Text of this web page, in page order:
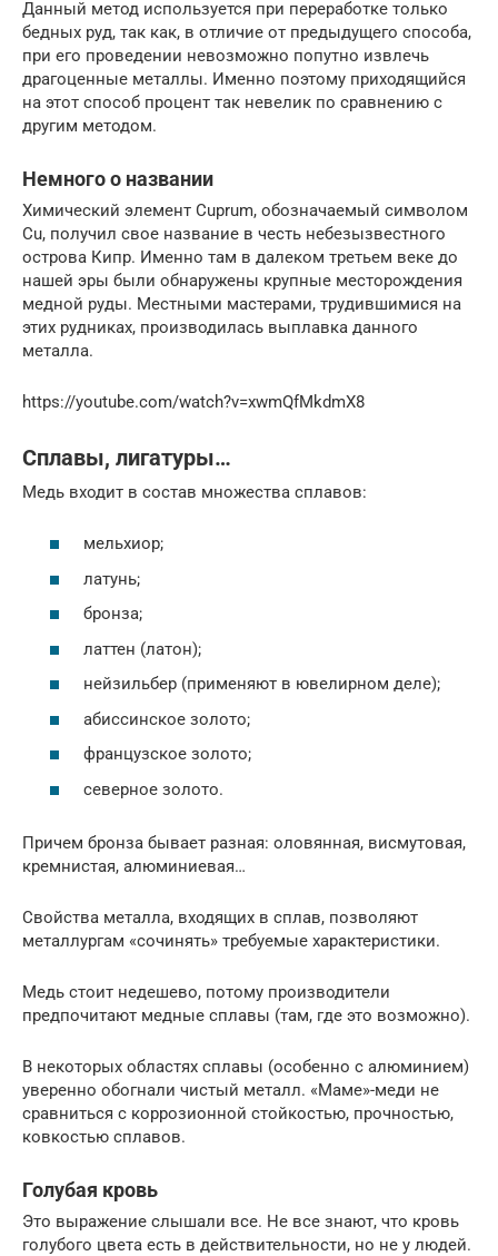
Данный метод используется при переработке только
бедных руд, так как, в отличие от предыдущего способа,
при его проведении невозможно попутно извлечь
драгоценные металлы. Именно поэтому приходящийся
на этот способ процент так невелик по сравнению с
другим методом.
Немного о названии
Химический элемент Cuprum, обозначаемый символом
Cu, получил свое название в честь небезызвестного
острова Кипр. Именно там в далеком третьем веке до
нашей эры были обнаружены крупные месторождения
медной руды. Местными мастерами, трудившимися на
этих рудниках, производилась выплавка данного
металла.
https://youtube.com/watch?v=xwmQfMkdmX8
Сплавы, лигатуры…
Медь входит в состав множества сплавов:
мельхиор;
латунь;
бронза;
латтен (латон);
нейзильбер (применяют в ювелирном деле);
абиссинское золото;
французское золото;
северное золото.
Причем бронза бывает разная: оловянная, висмутовая,
кремнистая, алюминиевая…
Свойства металла, входящих в сплав, позволяют
металлургам «сочинять» требуемые характеристики.
Медь стоит недешево, потому производители
предпочитают медные сплавы (там, где это возможно).
В некоторых областях сплавы (особенно с алюминием)
уверенно обогнали чистый металл. «Маме»-меди не
сравниться с коррозионной стойкостью, прочностью,
ковкостью сплавов.
Голубая кровь
Это выражение слышали все. Не все знают, что кровь
голубого цвета есть в действительности, но не у людей.